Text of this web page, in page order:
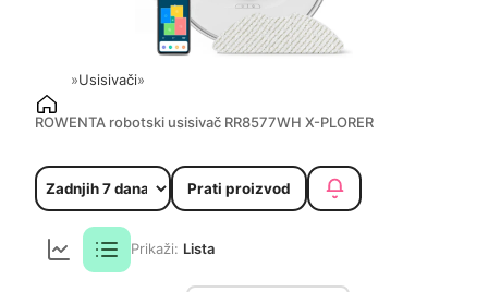
»Usisivači»
ROWENTA robotski usisivač RR8577WH X-PLORER
Prati proizvod
Prikaži: Lista